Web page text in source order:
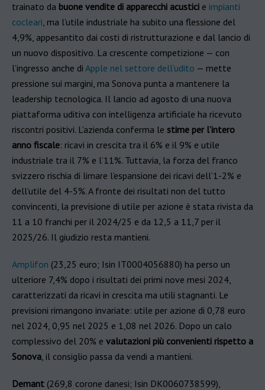
trainato da buone vendite di apparecchi acustici e impianti
cocleari, ma l’utile industriale ha subito una flessione del
4,9%, appesantito dai costi di ristrutturazione e dal lancio di
un nuovo dispositivo. La crescente competizione — con
l’ingresso anche di Apple nel settore dell’udito — mette
pressione sui margini, ma Sonova punta a mantenere la
leadership tecnologica. Il lancio ad agosto di una nuova
piattaforma uditiva con intelligenza artificiale ha ricevuto
riscontri positivi. L’azienda conferma le stime per l’intero
anno fiscale: ricavi in crescita tra il 6% e il 9% e utile
industriale tra il 7% e l’11%. Tuttavia, la forza del franco
svizzero rischia di limare l’espansione dei ricavi dell’1-2% e
dell’utile del 4-5%. A fronte dei risultati non del tutto
convincenti, la previsione di utile per azione è stata rivista da
11 a 10 franchi per il 2024/25 e da 12,5 a 11,7 per il
2025/26. Il giudizio resta mantieni.
Amplifon (23,25 euro; Isin IT0004056880) ha perso un
ulteriore 7,4% dopo i risultati dei primi nove mesi 2024,
caratterizzati da ricavi in crescita ma utili stagnanti. Le
previsioni rimangono invariate: utile per azione di 0,78 euro
nel 2024, 0,95 nel 2025 e 1,08 nel 2026. Dopo un calo
complessivo del 20% e valutazioni più convenienti rispetto a
Sonova, il consiglio passa da vendi a mantieni.
Demant (269,8 corone danesi; Isin DK0060738599),